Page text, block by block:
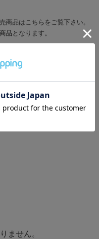
商品はこちらをご覧下さい。
品となります。
色々柄のポーチです。1つの
マホ充電器などを入れるのに
ません。